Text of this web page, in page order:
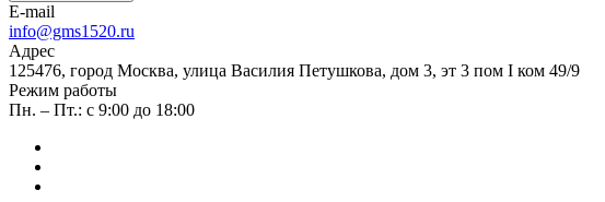
E-mail
info@gms1520.ru
Адрес
125476, город Москва, улица Василия Петушкова, дом 3, эт 3 пом I ком 49/9
Режим работы
Пн. – Пт.: с 9:00 до 18:00